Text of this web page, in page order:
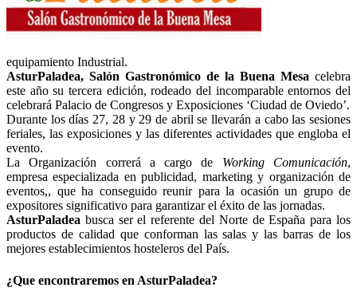
equipamiento Industrial.
AsturPaladea, Salón Gastronómico de la Buena Mesa celebra
este año su tercera edición, rodeado del incomparable entornos del
celebrará Palacio de Congresos y Exposiciones ‘Ciudad de Oviedo’.
Durante los días 27, 28 y 29 de abril se llevarán a cabo las sesiones
feriales, las exposiciones y las diferentes actividades que engloba el
evento.
La Organización correrá a cargo de Working Comunicación,
empresa especializada en publicidad, marketing y organización de
eventos,, que ha conseguido reunir para la ocasión un grupo de
expositores significativo para garantizar el éxito de las jornadas.
AsturPaladea busca ser el referente del Norte de España para los
productos de calidad que conforman las salas y las barras de los
mejores establecimientos hosteleros del País.
¿Que encontraremos en AsturPaladea?